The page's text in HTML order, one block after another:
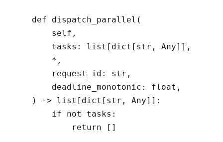
    def dispatch_parallel(
        self,
        tasks: list[dict[str, Any]],
        *,
        request_id: str,
        deadline_monotonic: float,
    ) -> list[dict[str, Any]]:
        if not tasks:
            return []